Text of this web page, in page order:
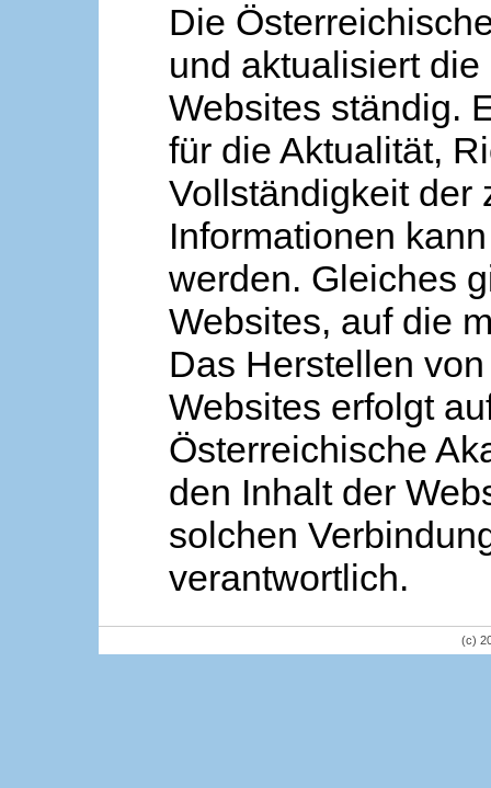
Die
und aktualisiert
Websites ständig.
für die Aktualität,
Vollständigkeit der
Informationen
werden. Gleiches
Websites, auf die
Das Herstellen
Websites erfolgt
Österreichische
den Inhalt der
solchen
verantwortlich.
(c)